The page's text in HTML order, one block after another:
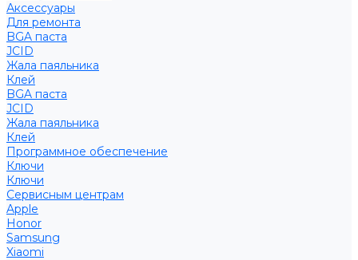
Аксессуары
Для ремонта
BGA паста
JCID
Жала паяльника
Клей
BGA паста
JCID
Жала паяльника
Клей
Программное обеспечение
Ключи
Ключи
Сервисным центрам
Apple
Honor
Samsung
Xiaomi